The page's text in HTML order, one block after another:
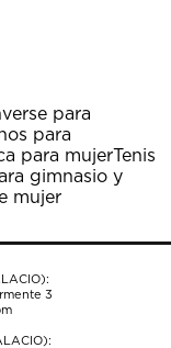
para
para
para mujerTenis
gimnasio y
mujer
3